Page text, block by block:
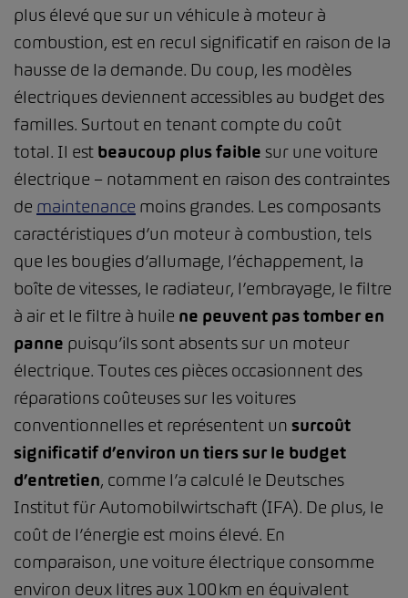
plus élevé que sur un véhicule à moteur à
combustion, est en recul significatif en raison de la
hausse de la demande. Du coup, les modèles
électriques deviennent accessibles au budget des
familles. Surtout en tenant compte du coût
total. Il est beaucoup plus faible sur une voiture
électrique – notamment en raison des contraintes
de maintenance moins grandes. Les composants
caractéristiques d’un moteur à combustion, tels
que les bougies d’allumage, l’échappement, la
boîte de vitesses, le radiateur, l’embrayage, le filtre
à air et le filtre à huile ne peuvent pas tomber en
panne puisqu’ils sont absents sur un moteur
électrique. Toutes ces pièces occasionnent des
réparations coûteuses sur les voitures
conventionnelles et représentent un surcoût
significatif d’environ un tiers sur le budget
d’entretien, comme l’a calculé le Deutsches
Institut für Automobilwirtschaft (IFA). De plus, le
coût de l’énergie est moins élevé. En
comparaison, une voiture électrique consomme
environ deux litres aux 100 km en équivalent